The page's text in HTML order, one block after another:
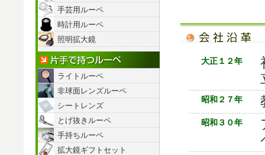
手芸用ルーペ
時計用ルーペ
照明拡大鏡
片手で持つルーペ
ライトルーペ
非球面レンズルーペ
シートレンズ
とげ抜きルーペ
手持ちルーペ
拡大鏡ギフトセット
大正１２年
昭和２７年
昭和３０年